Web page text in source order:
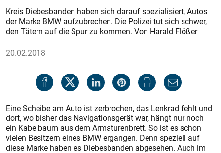
Kreis Diebesbanden haben sich darauf spezialisiert, Autos
der Marke BMW aufzubrechen. Die Polizei tut sich schwer,
den Tätern auf die Spur zu kommen. Von Harald Flößer
20.02.2018
Eine Scheibe am Auto ist zerbrochen, das Lenkrad fehlt und
dort, wo bisher das Navigationsgerät war, hängt nur noch
ein Kabelbaum aus dem Armaturenbrett. So ist es schon
vielen Besitzern eines BMW ergangen. Denn speziell auf
diese Marke haben es Diebesbanden abgesehen. Auch im